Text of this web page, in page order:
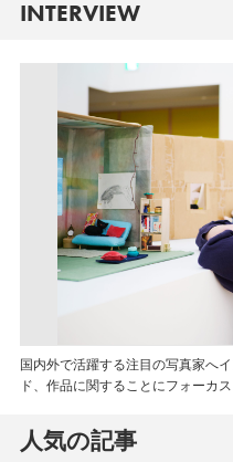
INTERVIEW
国内外で活躍する注目の写真家へ
ド、作品に関することにフォーカ
人気の記事